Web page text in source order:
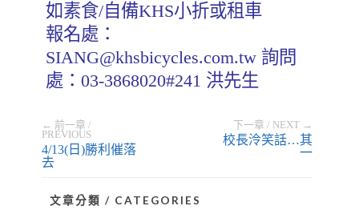
如素食/自備KHS小折或租車
報名處：
SIANG@khsbicycles.com.tw 詢問
處：03-3868020#241 洪先生
← 前一章 /
PREVIOUS
4/13(日)勝利催落
去
下一章 / NEXT →
校長泠笑話…其
一
文章分類 / CATEGORIES